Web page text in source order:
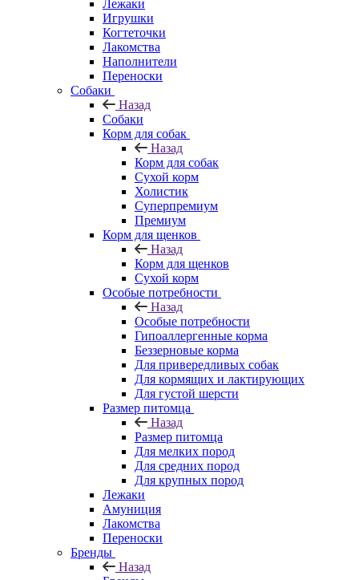
Лежаки
Игрушки
Когтеточки
Лакомства
Наполнители
Переноски
Собаки
Назад
Собаки
Корм для собак
Назад
Корм для собак
Сухой корм
Холистик
Суперпремиум
Премиум
Корм для щенков
Назад
Корм для щенков
Сухой корм
Особые потребности
Назад
Особые потребности
Гипоаллергенные корма
Беззерновые корма
Для привередливых собак
Для кормящих и лактирующих
Для густой шерсти
Размер питомца
Назад
Размер питомца
Для мелких пород
Для средних пород
Для крупных пород
Лежаки
Амуниция
Лакомства
Переноски
Бренды
Назад